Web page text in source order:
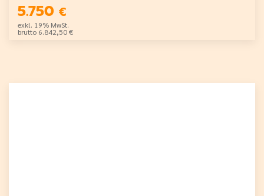
5.750 €
exkl. 19% MwSt.
brutto 6.842,50 €